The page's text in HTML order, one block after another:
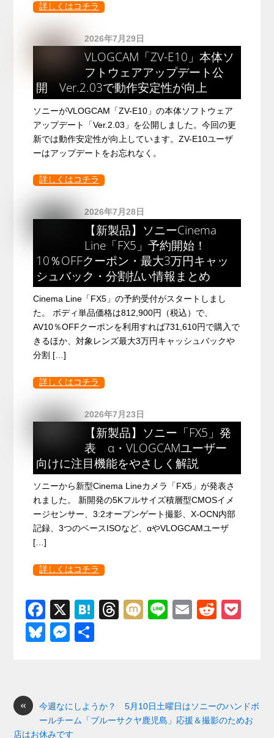
詳しくはコチラ
2026年7月29日
VLOGCAM「ZV-E10」本体ソ
フトウェアアップデート公
開 Ver.2.03で動作安定性が向上
ソニーがVLOGCAM「ZV-E10」の本体ソフトウェア
アップデート「Ver.2.03」を公開しました。今回の更
新では動作安定性が向上しています。ZV-E10ユーザ
ーはアップデートをお忘れなく。
詳しくはコチラ
2026年7月28日
【新製品】ソニーCinema
Line「FX5」予約開始！
10％OFFクーポン・最大3万円キャッ
シュバック・分割払い情報まとめ
Cinema Line「FX5」の予約受付がスタートしまし
た。 ボディ単品価格は812,900円（税込）で、
AV10％OFFクーポンを利用すれば731,610円で購入で
きるほか、対象レンズ最大3万円キャッシュバックや
分割 […]
詳しくはコチラ
2026年7月23日
【新製品】ソニー「FX5」発
表 α・VLOGCAMユーザー
向けに注目機能をやさしく解説
ソニーから新型Cinema Lineカメラ「FX5」が発表さ
れました。 新開発の5Kフルサイズ積層型CMOSイメ
ージセンサー、3:2オープンゲート撮影、X-OCN内部
記録、3つのベースISOなど、αやVLOGCAMユーザ
[…]
詳しくはコチラ
F
a
c
o
o
X
H
T
s
M
Li
E
R
Bl
y
M
n
g
«
今週なにしようか？ 5月10日土曜日はソニーのハンドボ
ールチーム「ブルーサクヤ鹿児島」応援＆撮影のためお
店はお休みです